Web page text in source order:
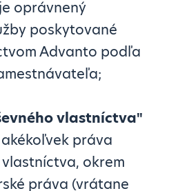
oprávnený
poskytované
Advanto podľa
vlastníctva"
práva
okrem
práva (vrátane